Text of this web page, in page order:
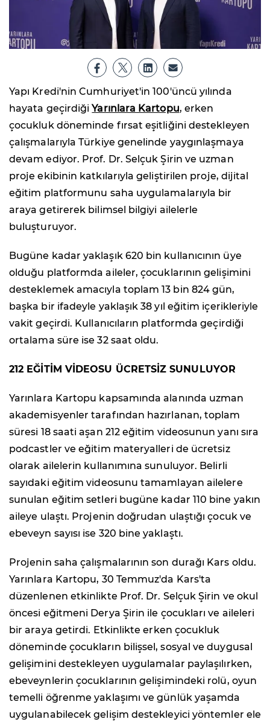
Yapı Kredi'nin Cumhuriyet'in 100'üncü yılında
hayata geçirdiğiYarınlara Kartopu, erken
çocukluk döneminde fırsat eşitliğini destekleyen
çalışmalarıyla Türkiye genelinde yaygınlaşmaya
devam ediyor. Prof. Dr. Selçuk Şirin ve uzman
proje ekibinin katkılarıyla geliştirilen proje, dijital
eğitim platformunu saha uygulamalarıyla bir
araya getirerek bilimsel bilgiyi ailelerle
buluşturuyor.
Bugüne kadar yaklaşık 620 bin kullanıcının üye
olduğu platformda aileler, çocuklarının gelişimini
desteklemek amacıyla toplam 13 bin 824 gün,
başka bir ifadeyle yaklaşık 38 yıl eğitim içerikleriyle
vakit geçirdi. Kullanıcıların platformda geçirdiği
ortalama süre ise 32 saat oldu.
212 EĞİTİM VİDEOSU ÜCRETSİZ SUNULUYOR
Yarınlara Kartopu kapsamında alanında uzman
akademisyenler tarafından hazırlanan, toplam
süresi 18 saati aşan 212 eğitim videosunun yanı sıra
podcastler ve eğitim materyalleri de ücretsiz
olarak ailelerin kullanımına sunuluyor. Belirli
sayıdaki eğitim videosunu tamamlayan ailelere
sunulan eğitim setleri bugüne kadar 110 bine yakın
aileye ulaştı. Projenin doğrudan ulaştığı çocuk ve
ebeveyn sayısı ise 320 bine yaklaştı.
Projenin saha çalışmalarının son durağı Kars oldu.
Yarınlara Kartopu, 30 Temmuz'da Kars'ta
düzenlenen etkinlikte Prof. Dr. Selçuk Şirin ve okul
öncesi eğitmeni Derya Şirin ile çocukları ve aileleri
bir araya getirdi. Etkinlikte erken çocukluk
döneminde çocukların bilişsel, sosyal ve duygusal
gelişimini destekleyen uygulamalar paylaşılırken,
ebeveynlerin çocuklarının gelişimindeki rolü, oyun
temelli öğrenme yaklaşımı ve günlük yaşamda
uygulanabilecek gelişim destekleyici yöntemler ele